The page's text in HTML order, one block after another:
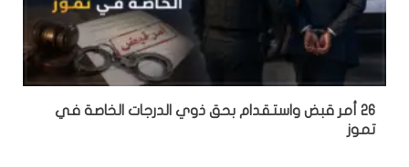
26 أمر قبض واستقدام بحق ذوي الدرجات الخاصة في
تموز